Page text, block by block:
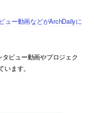
ュー動画などがArchDailyに
ビュー動画やプロジェク
ます。